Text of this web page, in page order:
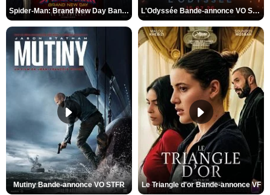
Spider-Man: Brand New Day Bande-annonce VO STFR L'Odyssée Bande-annonce VO STFR
Mutiny Bande-annonce VO STFR Le Triangle d'or Bande-annonce VF